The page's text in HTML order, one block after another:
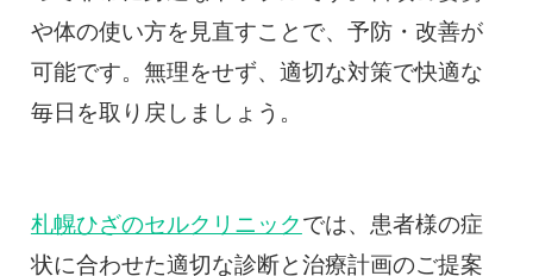
や体の使い方を見直すことで、予防・改善が
可能です。無理をせず、適切な対策で快適な
毎日を取り戻しましょう。
札幌ひざのセルクリニックでは、患者様の症
状に合わせた適切な診断と治療計画のご提案